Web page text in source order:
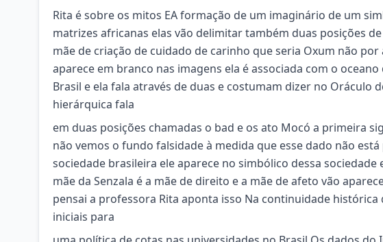
Rita é sobre os mitos EA formação de um imaginário de um
matrizes africanas elas vão delimitar também duas posições
mãe de criação de cuidado de carinho que seria Oxum não
aparece em branco nas imagens ela é associada com o
Brasil e ela fala através de duas e costumam dizer no Oráculo
hierárquica fala
em duas posições chamadas o bad e os ato Mocó a primeira
não vemos o fundo falsidade à medida que esse dado não
sociedade brasileira ele aparece no simbólico dessa sociedade
mãe da Senzala é a mãe de direito e a mãe de afeto vão
pensai a professora Rita aponta isso Na continuidade
iniciais para